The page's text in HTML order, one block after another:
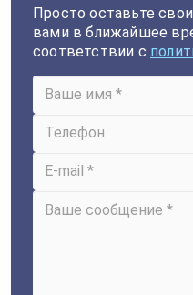
Просто оставьте
вами в ближайшее
соответствии с